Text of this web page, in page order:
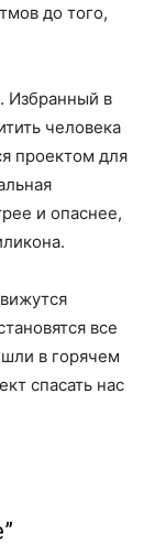
до того,
Избранный в
человека
проектом для
и опаснее,
все
в горячем
спасать нас